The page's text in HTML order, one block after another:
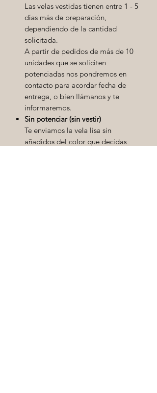
Las velas vestidas tienen entre 1 - 5
días más de preparación,
dependiendo de la cantidad
solicitada.
A partir de pedidos de más de 10
unidades que se soliciten
potenciadas nos pondremos en
contacto para acordar fecha de
entrega, o bien llámanos y te
informaremos.
Sin potenciar (sin vestir)
Te enviamos la vela lisa sin
añadidos del color que decidas